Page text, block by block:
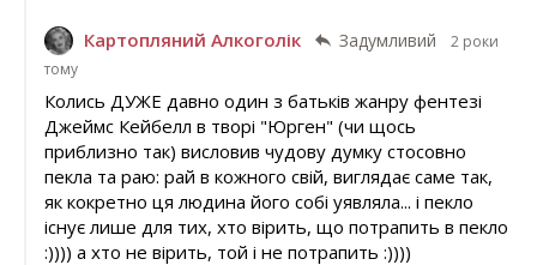
Картопляний Алкоголік Задумливий
2 роки
тому
Колись ДУЖЕ давно один з батьків жанру фентезі
Джеймс Кейбелл в творі "Юрген" (чи щось
приблизно так) висловив чудову думку стосовно
пекла та раю: рай в кожного свій, виглядає саме так,
як кокретно ця людина його собі уявляла... і пекло
існує лише для тих, хто вірить, що потрапить в пекло
:)))) а хто не вірить, той і не потрапить :))))